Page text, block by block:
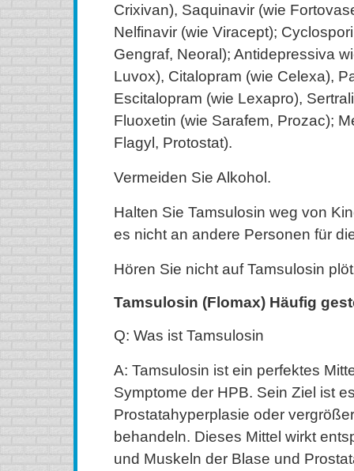
Crixivan), Saquinavir (wie
Nelfinavir (wie Viracept);
Gengraf, Neoral); Antidepressiva
Luvox), Citalopram (wie Celexa),
Escitalopram (wie Lexapro),
Fluoxetin (wie Sarafem, Prozac);
Flagyl, Protostat).
Vermeiden Sie Alkohol.
Halten Sie Tamsulosin weg von
es nicht an andere Personen für
Hören Sie nicht auf Tamsulosin
Tamsulosin (Flomax) Häufig
Q: Was ist Tamsulosin
A: Tamsulosin ist ein perfektes
Symptome der HPB. Sein Ziel ist
Prostatahyperplasie oder
behandeln. Dieses Mittel wirkt
und Muskeln der Blase und